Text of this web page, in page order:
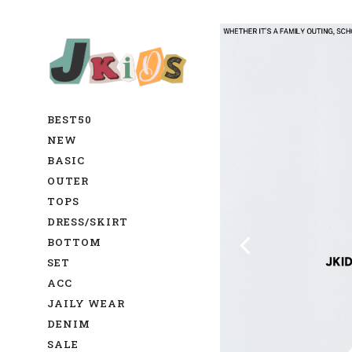
BEST50
NEW
BASIC
OUTER
TOPS
DRESS/SKIRT
BOTTOM
SET
ACC
JAILY WEAR
DENIM
SALE